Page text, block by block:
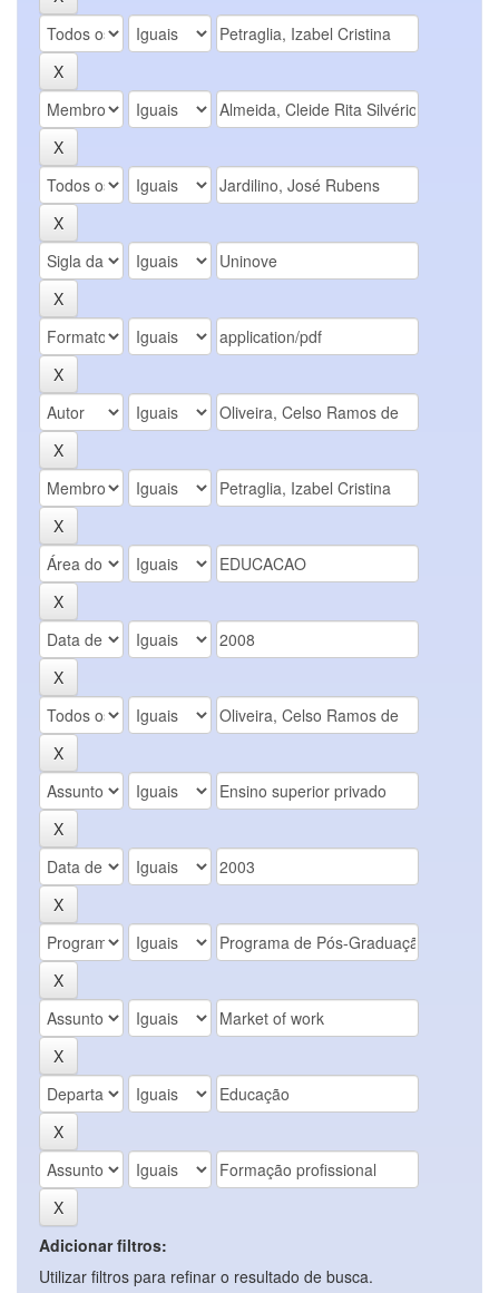
Adicionar filtros:
Utilizar filtros para refinar o resultado de busca.